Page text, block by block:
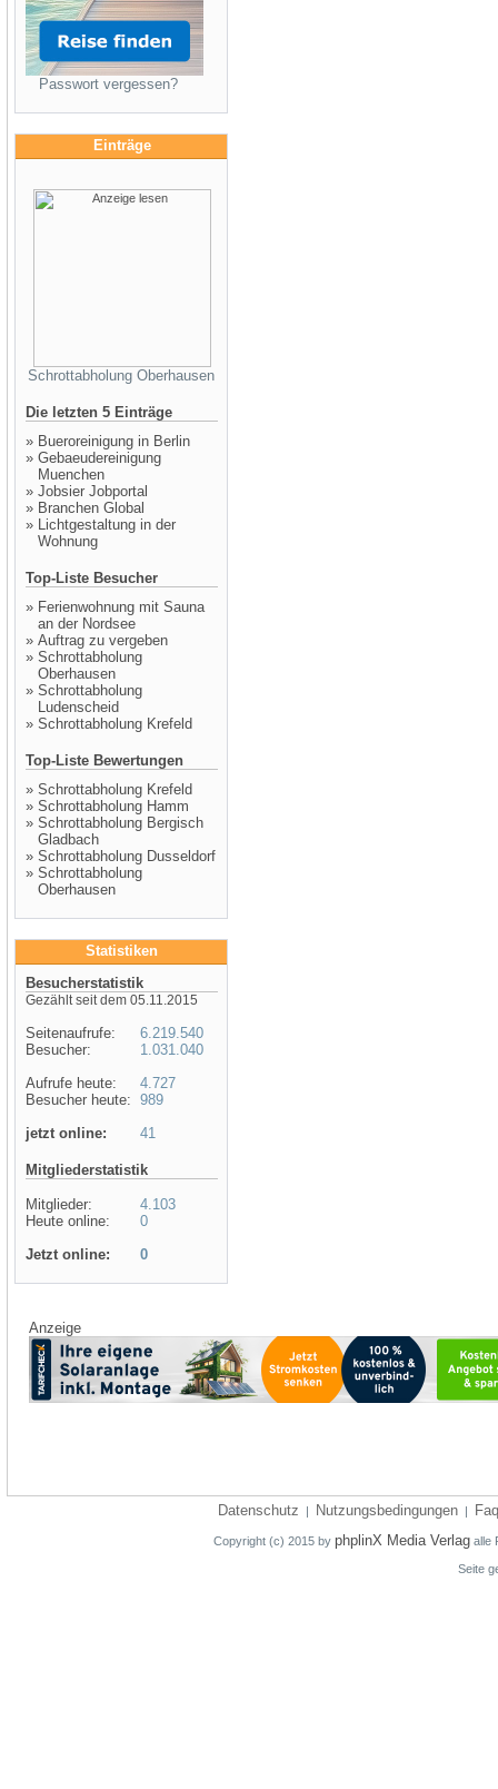
Passwort vergessen?
Einträge
Schrottabholung Oberhausen
Die letzten 5 Einträge
» Bueroreinigung in Berlin
» Gebaeudereinigung
Muenchen
» Jobsier Jobportal
» Branchen Global
» Lichtgestaltung in der
Wohnung
Top-Liste Besucher
» Ferienwohnung mit Sauna
an der Nordsee
» Auftrag zu vergeben
» Schrottabholung
Oberhausen
» Schrottabholung
Ludenscheid
» Schrottabholung Krefeld
Top-Liste Bewertungen
» Schrottabholung Krefeld
» Schrottabholung Hamm
» Schrottabholung Bergisch
Gladbach
» Schrottabholung Dusseldorf
» Schrottabholung
Oberhausen
Statistiken
Besucherstatistik
Gezählt seit dem 05.11.2015
Seitenaufrufe:
Besucher:
Aufrufe heute:
Besucher heute:
jetzt online:
6.219.540
1.031.040
4.727
989
41
Mitgliederstatistik
Mitglieder:
Heute online:
4.103
0
Jetzt online:
0
Anzeige
Datenschutz | Nutzungsbedingungen | Faq
Copyright (c) 2015 by phplinX Media Verlag alle
Seite